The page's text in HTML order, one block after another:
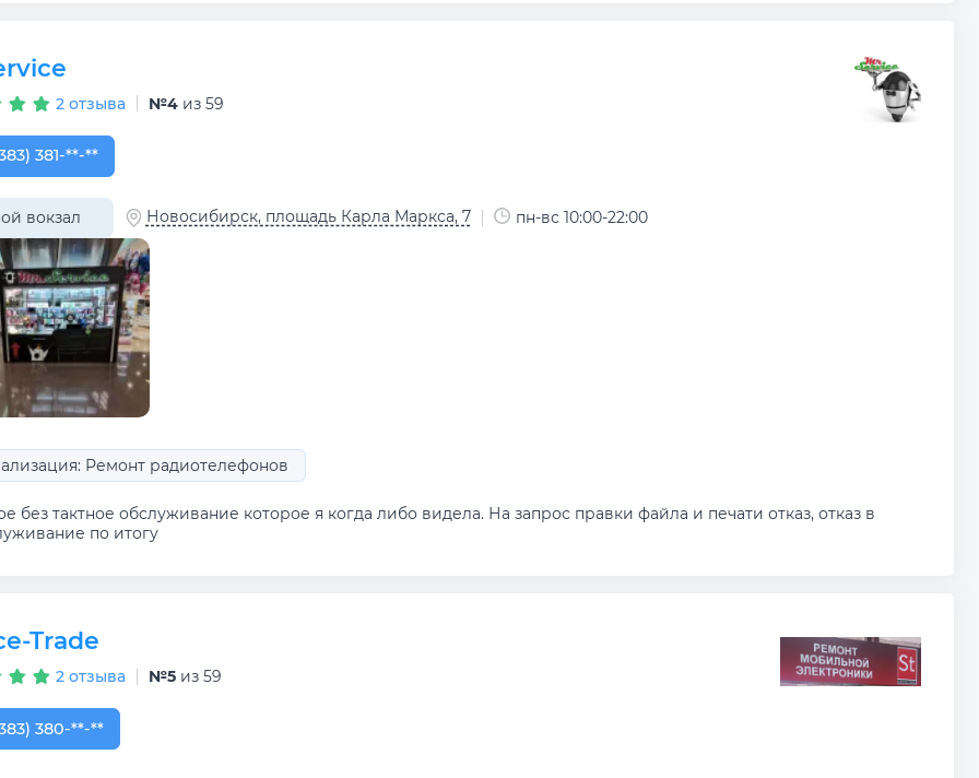
2 отзыва №4 из 59
381-75-81
381-**-**
вокзал Новосибирск, площадь Карла Маркса, 7 пн-вс 10:00-22:00
Ремонт радиотелефонов
без тактное обслуживание которое я когда либо видела. На запрос правки файла и печати отказ, отказ в
по итогу
Trade
2 отзыва №5 из 59
380-15-74
380-**-**